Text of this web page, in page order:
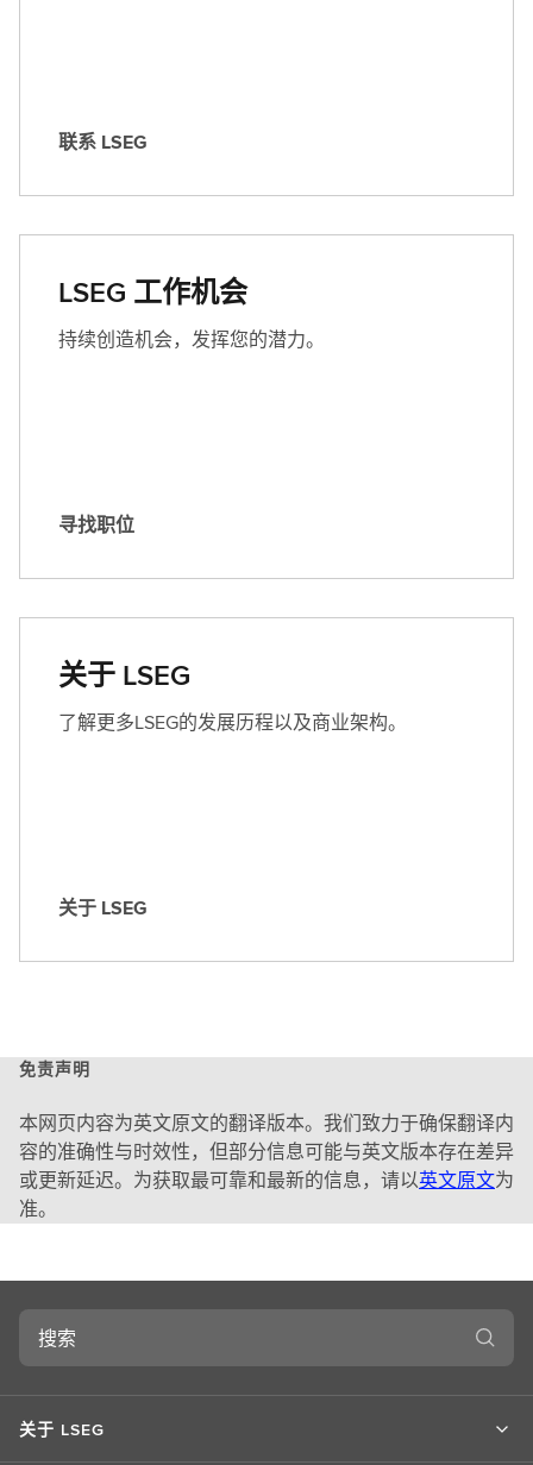
联
S
G
联系 LSEG
LSEG 工作机会
持续创造机会，发挥您的潜力。
寻
位
寻找职位
关于 LSEG
了解更多LSEG的发展历程以及商业架构。
关
G
关于 LSEG
免责声明
本网页内容为英文原文的翻译版本。我们致力于确保翻译内
容的准确性与时效性，但部分信息可能与英文版本存在差异
或更新延迟。为获取最可靠和最新的信息，请以英文原文为
准。
搜
关于 LSEG